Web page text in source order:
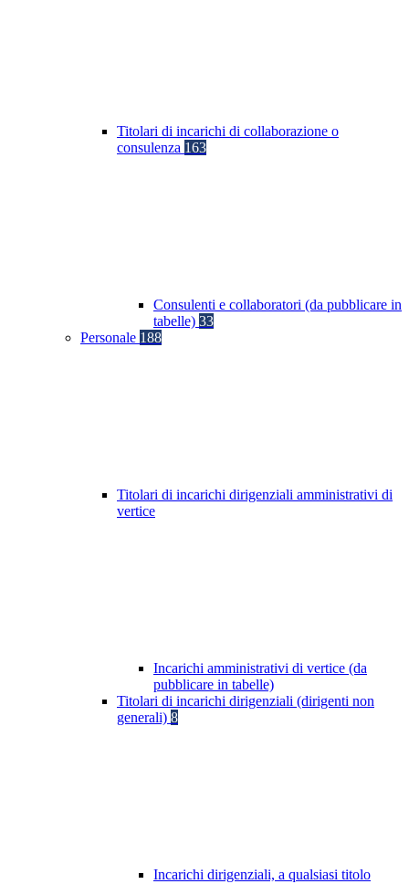
Titolari di incarichi di collaborazione o
consulenza 163
Consulenti e collaboratori (da pubblicare in
tabelle) 33
Personale 188
Titolari di incarichi dirigenziali amministrativi di
vertice
Incarichi amministrativi di vertice (da
pubblicare in tabelle)
Titolari di incarichi dirigenziali (dirigenti non
generali) 8
Incarichi dirigenziali, a qualsiasi titolo